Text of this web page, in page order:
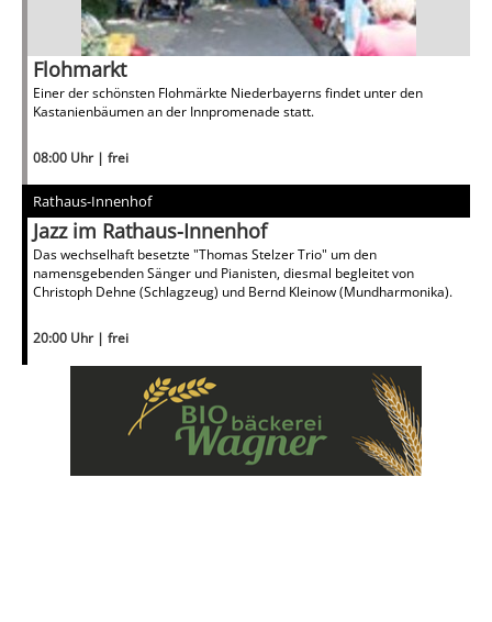
Flohmarkt
Einer der schönsten Flohmärkte Niederbayerns findet unter den
Kastanienbäumen an der Innpromenade statt.
08:00 Uhr | frei
Rathaus-Innenhof
Jazz im Rathaus-Innenhof
Das wechselhaft besetzte "Thomas Stelzer Trio" um den
namensgebenden Sänger und Pianisten, diesmal begleitet von
Christoph Dehne (Schlagzeug) und Bernd Kleinow (Mundharmonika).
20:00 Uhr | frei